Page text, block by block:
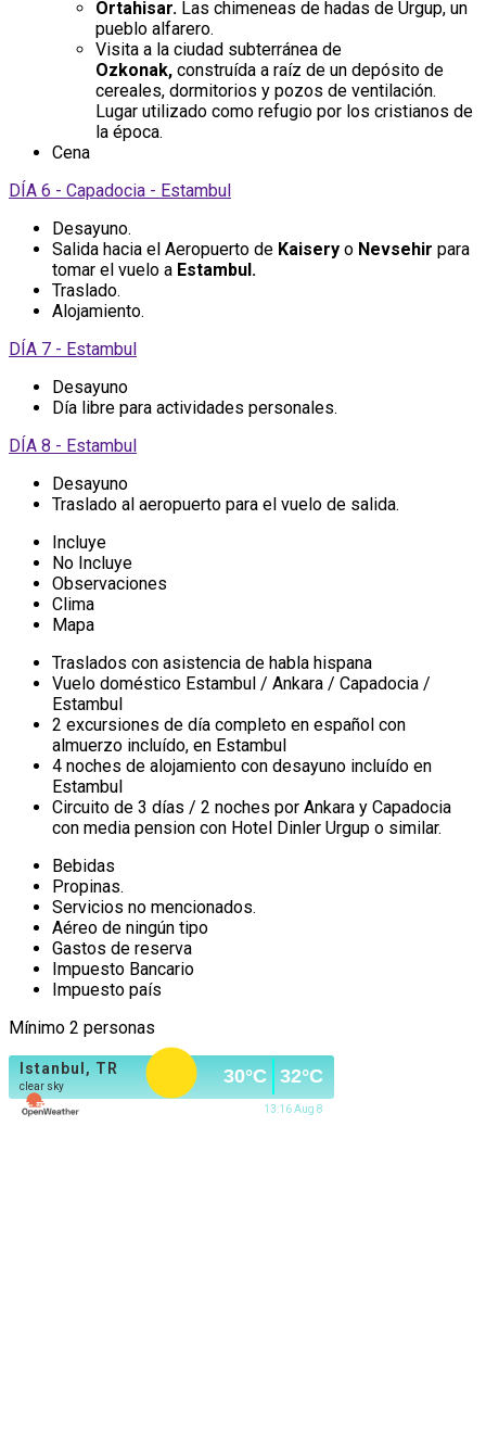
Ortahisar. Las chimeneas de hadas de Urgup, un
pueblo alfarero.
Visita a la ciudad subterránea de
Ozkonak, construída a raíz de un depósito de
cereales, dormitorios y pozos de ventilación.
Lugar utilizado como refugio por los cristianos de
la época.
Cena
DÍA 6 - Capadocia - Estambul
Desayuno.
Salida hacia el Aeropuerto de Kaisery o Nevsehir para
tomar el vuelo a Estambul.
Traslado.
Alojamiento.
DÍA 7 - Estambul
Desayuno
Día libre para actividades personales.
DÍA 8 - Estambul
Desayuno
Traslado al aeropuerto para el vuelo de salida.
Incluye
No Incluye
Observaciones
Clima
Mapa
Traslados con asistencia de habla hispana
Vuelo doméstico Estambul / Ankara / Capadocia /
Estambul
2 excursiones de día completo en español con
almuerzo incluído, en Estambul
4 noches de alojamiento con desayuno incluído en
Estambul
Circuito de 3 días / 2 noches por Ankara y Capadocia
con media pension con Hotel Dinler Urgup o similar.
Bebidas
Propinas.
Servicios no mencionados.
Aéreo de ningún tipo
Gastos de reserva
Impuesto Bancario
Impuesto país
Mínimo 2 personas
Istanbul, TR
clear sky 30°C 32°C
13:16 Aug 8